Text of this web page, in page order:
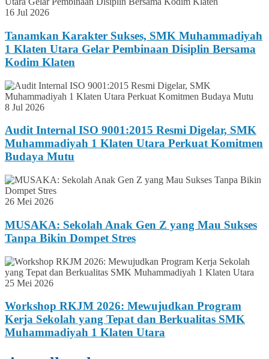
16 Jul 2026
Tanamkan Karakter Sukses, SMK Muhammadiyah
1 Klaten Utara Gelar Pembinaan Disiplin Bersama
Kodim Klaten
8 Jul 2026
Audit Internal ISO 9001:2015 Resmi Digelar, SMK
Muhammadiyah 1 Klaten Utara Perkuat Komitmen
Budaya Mutu
26 Mei 2026
MUSAKA: Sekolah Anak Gen Z yang Mau Sukses
Tanpa Bikin Dompet Stres
25 Mei 2026
Workshop RKJM 2026: Mewujudkan Program
Kerja Sekolah yang Tepat dan Berkualitas SMK
Muhammadiyah 1 Klaten Utara